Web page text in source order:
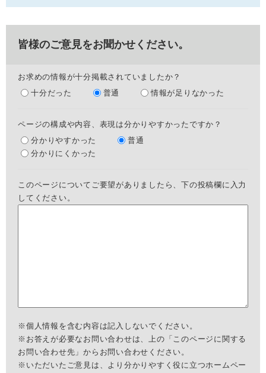
皆様のご意見をお聞かせください。
お求めの情報が十分掲載されていましたか？
十分だった
普通 情報が足りなかった
ページの構成や内容、表現は分かりやすかったですか？
分かりやすかった
普通
分かりにくかった
このページについてご要望がありましたら、下の投稿欄に入力
してください。
※個人情報を含む内容は記入しないでください。
※お答えが必要なお問い合わせは、上の「このページに関する
お問い合わせ先」からお問い合わせください。
※いただいたご意見は、より分かりやすく役に立つホームペー